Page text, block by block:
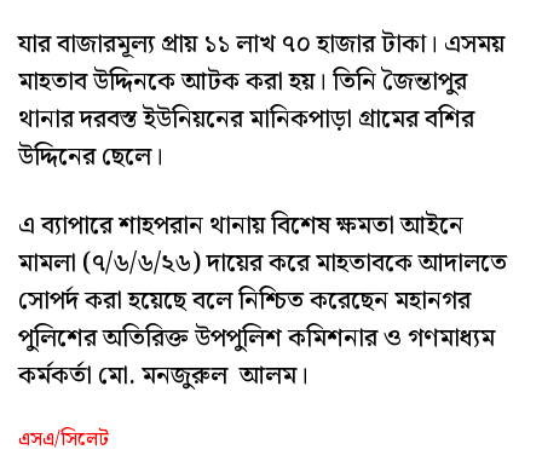
যার বাজারমূল্য প্রায় ১১ লাখ ৭০ হাজার টাকা। এসময়
মাহতাব উদ্দিনকে আটক করা হয়। তিনি জৈন্তাপুর
থানার দরবস্ত ইউনিয়নের মানিকপাড়া গ্রামের বশির
উদ্দিনের ছেলে।
এ ব্যাপারে শাহপরান থানায় বিশেষ ক্ষমতা আইনে
মামলা (৭/৬/৬/২৬) দায়ের করে মাহতাবকে আদালতে
সোপর্দ করা হয়েছে বলে নিশ্চিত করেছেন মহানগর
পুলিশের অতিরিক্ত উপপুলিশ কমিশনার ও গণমাধ্যম
কর্মকর্তা মো. মনজুরুল আলম।
এসএ/সিলেট